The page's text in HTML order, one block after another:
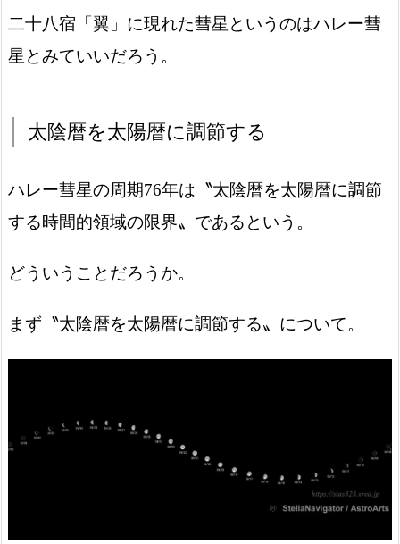
二十八宿「翼」に現れた彗星というのはハレー彗
星とみていいだろう。
太陰暦を太陽暦に調節する
ハレー彗星の周期76年は〝太陰暦を太陽暦に調節
する時間的領域の限界〟であるという。
どういうことだろうか。
まず〝太陰暦を太陽暦に調節する〟について。